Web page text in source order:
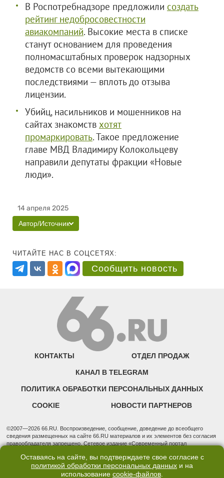
В Роспотребнадзоре предложили создать
рейтинг недобросовестности
авиакомпаний. Высокие места в списке
станут основанием для проведения
полномасштабных проверок надзорных
ведомств со всеми вытекающими
последствиями — вплоть до отзыва
лицензии.
Убийц, насильников и мошенников на
сайтах знакомств хотят
промаркировать. Такое предложение
главе МВД Владимиру Колокольцеву
направили депутаты фракции «Новые
люди».
14 апреля 2025
Автор/Источник
ЧИТАЙТЕ НАС В СОЦСЕТЯХ:
Сообщить новость
КОНТАКТЫ ОТДЕЛ ПРОДАЖ
КАНАЛ В TELEGRAM
ПОЛИТИКА ОБРАБОТКИ ПЕРСОНАЛЬНЫХ ДАННЫХ
COOKIE НОВОСТИ ПАРТНЕРОВ
©2007—2026 66.RU. Воспроизведение, сообщение, доведение до всеобщего
сведения размещенных на сайте 66.RU материалов и их элементов без согласия
правообладателя запрещено. Сетевое издание «Современный портал
надзору в сфере связи, информационных технологий и массовых коммуникаций
(Роскомнадзор). Регистрационный номер ЭЛ № ФС 77 - 76634 от 02.09.2019
Учредитель: Общество с ограниченной ответственностью "66.ру". Юридический
Оставаясь на сайте, вы подтверждаете свое согласие с
политикой обработки персональных данных и на
использование cookie-файлов.